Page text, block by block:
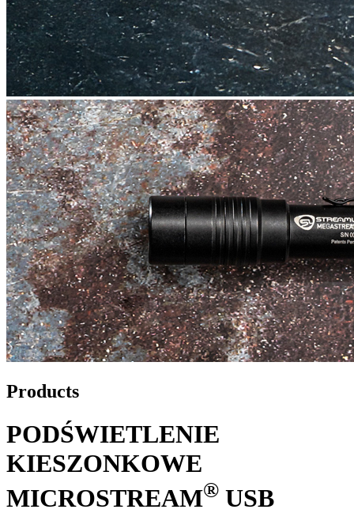
Products
PODŚWIETLENIE
KIESZONKOWE
MICROSTREAM® USB